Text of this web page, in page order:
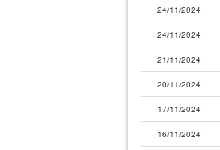
24/11/2024
24/11/2024
21/11/2024
20/11/2024
17/11/2024
16/11/2024